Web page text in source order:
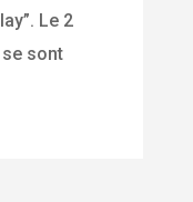
Le 2
se sont